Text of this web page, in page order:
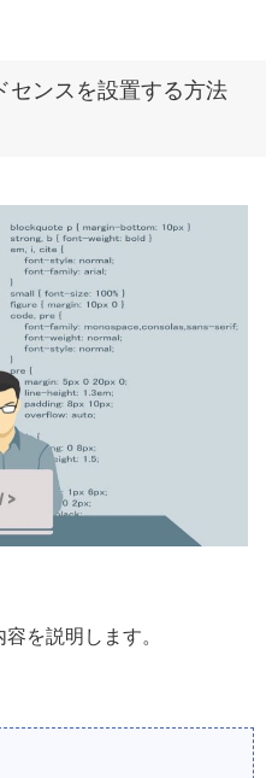
センスを設置する方法
を説明します。